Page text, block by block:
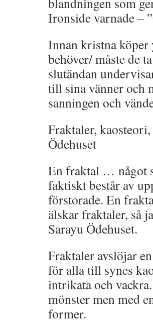
Ironside varnade –
Innan kristna köper
behöver/ måste de
slutändan
till sina vänner och
sanningen och
Fraktaler,
Ödehuset
En fraktal … något
faktiskt består av
förstorade. En
älskar fraktaler, så
Sarayu Ödehuset.
Fraktaler avslöjar
för alla till synes
intrikata och
mönster men med
former.